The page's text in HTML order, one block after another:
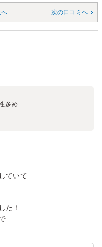
次の口コミへ
多め
ていて
た！